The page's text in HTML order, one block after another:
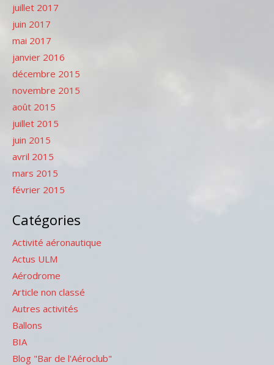
juillet 2017
juin 2017
mai 2017
janvier 2016
décembre 2015
novembre 2015
août 2015
juillet 2015
juin 2015
avril 2015
mars 2015
février 2015
Catégories
Activité aéronautique
Actus ULM
Aérodrome
Article non classé
Autres activités
Ballons
BIA
Blog "Bar de l'Aéroclub"